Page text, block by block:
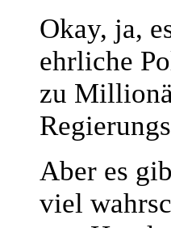
Okay, ja,
ehrliche
zu
Aber es
viel